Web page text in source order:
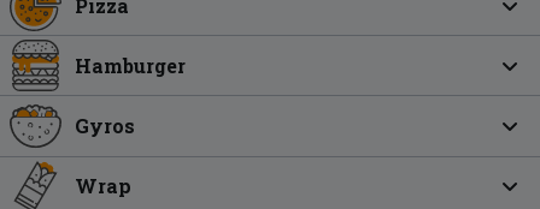
Hamburger
Gyros
Wrap